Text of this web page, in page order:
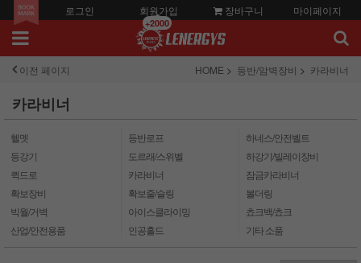
로그인 회원가입
+2000
장바구니 마이페이지
이전 페이지 HOME 등반/암벽장비 카라비너
카라비너
헬멧 등반로프
하네스/안전벨트
등강기
도르래/스위벨
하강기/빌레이장비
퀵드로
카라비너
잠금카라비너
확보장비
확보줄/슬링
볼더링
빅월/거벽
아이스클라이밍
쵸크백/쵸크
산업/안전용품
인공홀드 기타 소품